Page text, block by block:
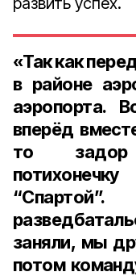
«Так как
в районе
аэропорта.
вперёд
то задор
заняли, мы
потом